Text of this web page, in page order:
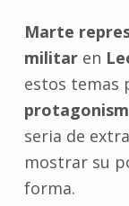
Marte
militaren
estos temas
seria de
mostrar su
forma.